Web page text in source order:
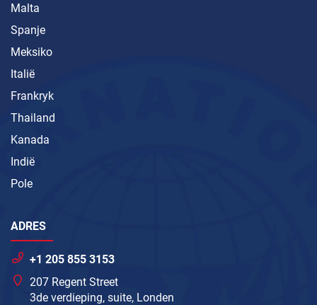
Malta
Spanje
Meksiko
Italië
Frankryk
Thailand
Kanada
Indië
Pole
ADRES
+1 205 855 3153
207 Regent Street
3de verdieping, suite, Londen